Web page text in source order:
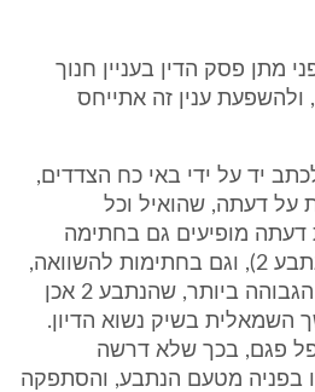
מתן פסק הדין בעניין חנוך
ולהשפעת ענין זה אתייחס
יד על ידי באי כח הצדדים,
על דעתה, שהואיל וכל
דעתה מופיעים גם בחתימה
שבמחלוקת (חתימת הנתבע 2), וגם בחתימות להשוואה,
אזי מסקנתה, בסבירות הגבוהה ביותר, שהנתבע 2 אכן
בשיק נשוא הדיון.
פגם, בכך שלא דרשה
בפניה מטעם הנתבע, והסתפקה